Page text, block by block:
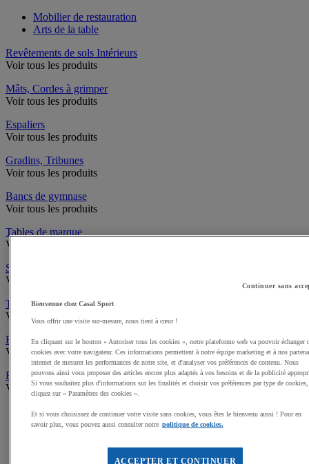
Mobilier de restauration
Arts de la table
Revêtements de sols Intérieurs
Voir tous les produits
Mâts, Cordes à grimper
Voir tous les produits
Espaliers
Voir tous les produits
Gradins, Tribunes
Voir tous les produits
Bancs de gymnase
Voir tous les produits
Tables de marque
Voir tous les produits
Séparations de salle
Voir tous les produits
Tableaux des scores, Scorers
Voir tous les produits
Fixations et équipements en hauteur
Voir tous les produits
Fontaines à eau
Voir tous les produits
Accueil
Aménagement intérieur - Gymnases et locaux
Vestiaires Multicases (23)
Vestiaire multicases à casiers Modulo - Sur socle - Manutan
Continuer sans
Bienvenue chez Casal Sport
Vous offrir une visite sur-mesure, nous tient à cœur !
En cliquant sur le bouton « Autoriser tous les cookies », notre plateforme web va pouvoir échanger
cookies avec votre navigateur. Ces informations permettent à notre équipe marketing et à nos
internet de mesurer les performances de notre site, et d'analyser vos préférences de contenu. Nous
pouvons ainsi vous proposer des articles encore plus adaptés à vos besoins et de la publicité
Si vous souhaitez plus d'informations sur les finalités et choisir vos préférences par type de cookies,
cliquez sur « Paramètres des cookies ».
Et si vous choisissez de continuer votre visite sans cookies, vous êtes le bienvenu aussi ! Pour en
savoir plus, vous pouvez aussi consulter notre politique de cookies.
ACCEPTER ET CONTINUER